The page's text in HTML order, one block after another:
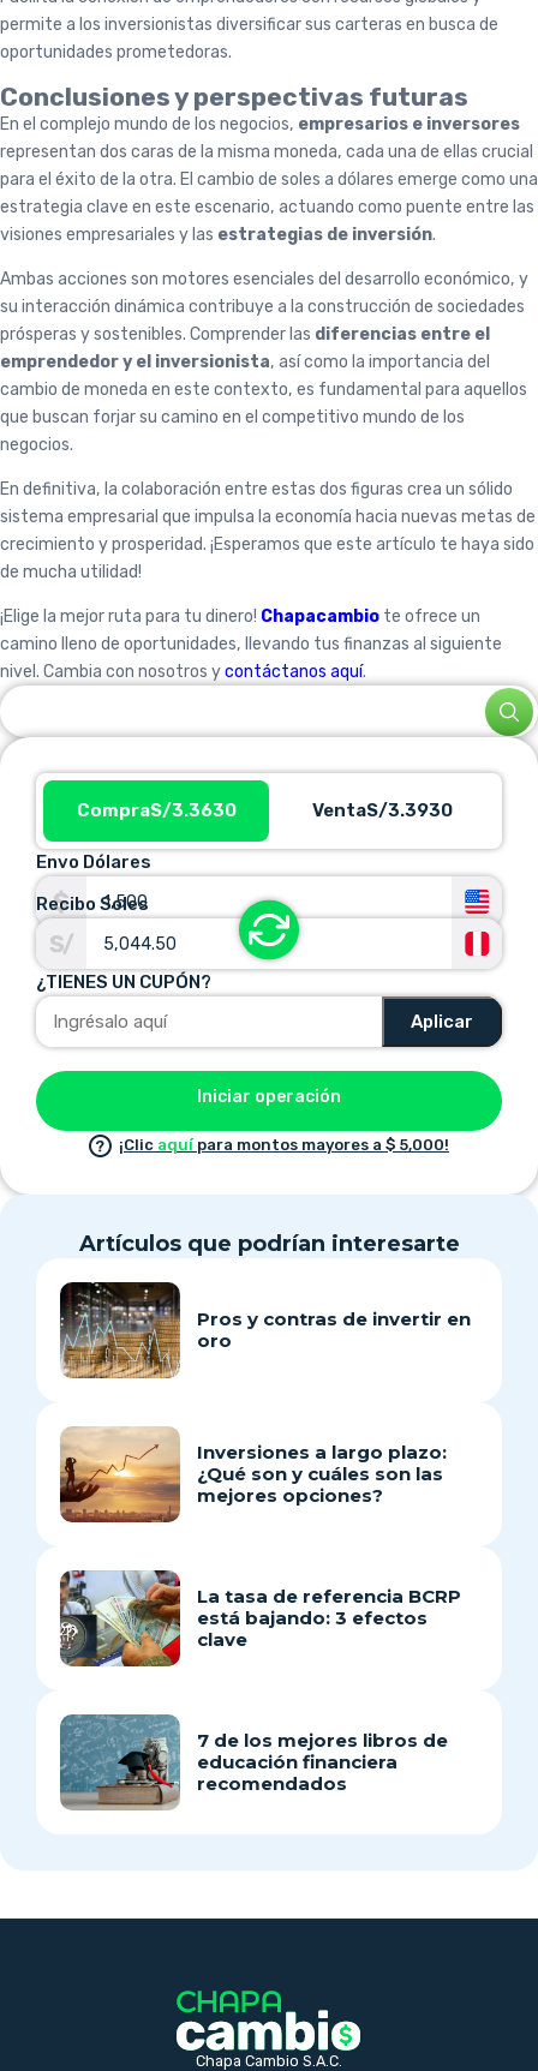
permite a los inversionistas diversificar sus carteras en busca de
oportunidades prometedoras.
Conclusiones y perspectivas futuras
En el complejo mundo de los negocios, empresarios e inversores
representan dos caras de la misma moneda, cada una de ellas crucial
para el éxito de la otra. El cambio de soles a dólares emerge como una
estrategia clave en este escenario, actuando como puente entre las
visiones empresariales y las estrategias de inversión.
Ambas acciones son motores esenciales del desarrollo económico, y
su interacción dinámica contribuye a la construcción de sociedades
prósperas y sostenibles. Comprender las diferencias entre el
emprendedor y el inversionista, así como la importancia del
cambio de moneda en este contexto, es fundamental para aquellos
que buscan forjar su camino en el competitivo mundo de los
negocios.
En definitiva, la colaboración entre estas dos figuras crea un sólido
sistema empresarial que impulsa la economía hacia nuevas metas de
crecimiento y prosperidad. ¡Esperamos que este artículo te haya sido
de mucha utilidad!
¡Elige la mejor ruta para tu dinero! Chapacambio te ofrece un
camino lleno de oportunidades, llevando tus finanzas al siguiente
nivel. Cambia con nosotros ycontáctanos aquí.
CompraS/3.3630 VentaS/3.3930
Envo Dólares
Recibo Soles
¿TIENES UN CUPÓN?
Aplicar
Iniciar operación
¡Clic aquípara montos mayores a $ 5,000!
Artículos que podrían interesarte
Pros y contras de invertir en
oro
Inversiones a largo plazo:
¿Qué son y cuáles son las
mejores opciones?
La tasa de referencia BCRP
está bajando: 3 efectos
clave
7 de los mejores libros de
educación financiera
recomendados
Chapa Cambio S.A.C.